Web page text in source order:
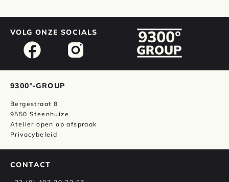
VOLG ONZE SOCIALS
9300°-GROUP
Bergestraat 8
9550 Steenhuize
Atelier open op afspraak
Privacybeleid
CONTACT